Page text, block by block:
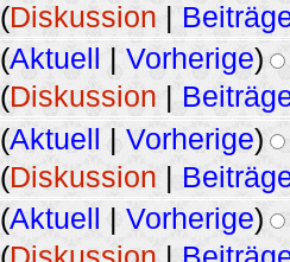
(Diskussion
(Aktuell Vorherige)
(Diskussion
(Aktuell | Vorherige)
(Diskussion |
(Aktuell | Vorherige)